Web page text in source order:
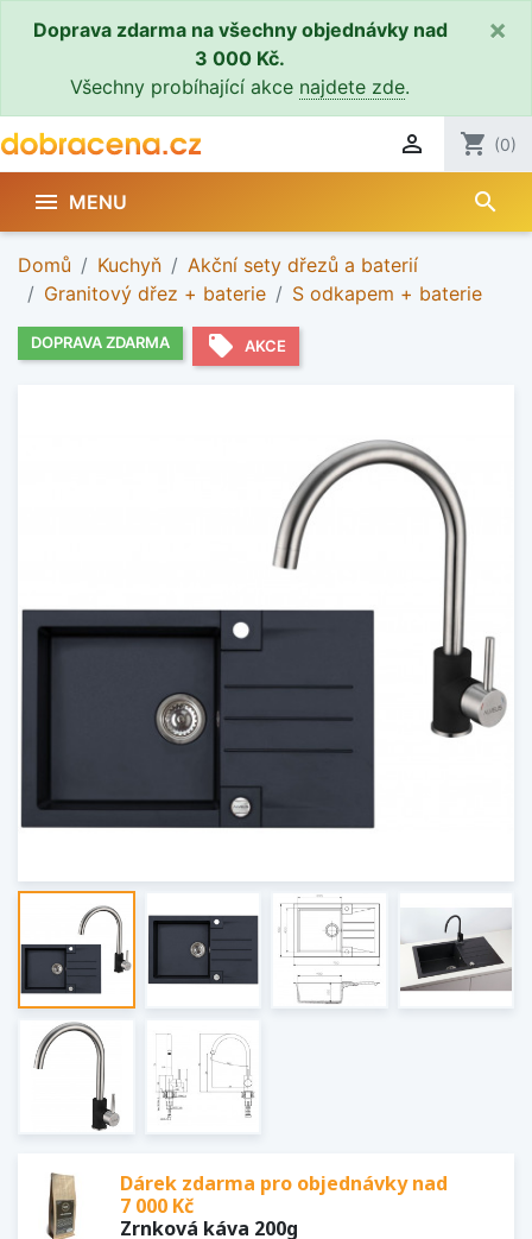
Doprava zdarma na všechny objednávky nad
3 000 Kč.
Všechny probíhající akce najdete zde.
×
 shopping_cart (0)
 MENU search
Domů Kuchyň
Akční sety dřezů a baterií
Granitový dřez + baterie
S odkapem + baterie
DOPRAVA ZDARMA local_offer AKCE
Dárek zdarma pro objednávky nad
7 000 Kč
Zrnková káva 200g